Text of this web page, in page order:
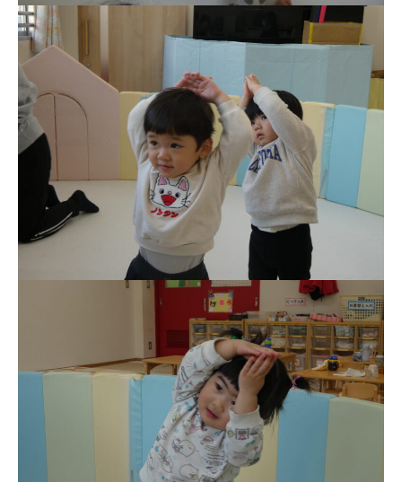
美⽊多チコス
美⽊多チコスについて
美⽊多チコスブログ
未就園児クラス
0歳親子登園［マカロンクラス ]
1歳・2歳親子登園［マリポサクラ
ス ]
2歳児ひとり登園［ゆず組 ]
グループ施設・
関係先リンク
学校法⼈鴨⾕学園 鳳幼稚園
学校法⼈諏訪森学園 諏訪森幼稚
⼤阪府私⽴幼稚園連盟
社会福祉法人野田福祉会